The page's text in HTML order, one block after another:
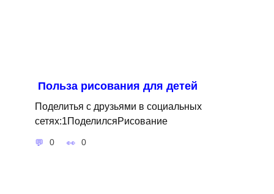
Польза рисования для детей
Поделитья с друзьями в социальных
сетях:1ПоделилсяРисование
0 0